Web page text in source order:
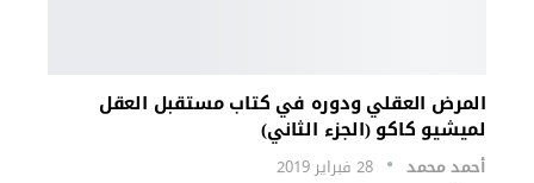
المرض العقلي ودوره في كتاب مستقبل العقل
لميشيو كاكو (الجزء الثاني)
أحمد محمد 28 فبراير 2019